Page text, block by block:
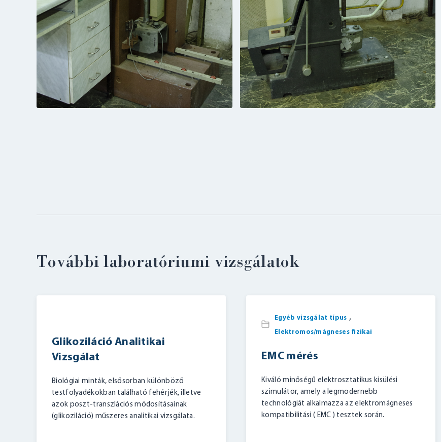
További laboratóriumi vizsgálatok
Glikoziláció Analitikai
Vizsgálat
Biológiai minták, elsősorban különböző
testfolyadékokban található fehérjék, illetve
azok poszt-transzlációs módosításainak
(glikoziláció) műszeres analitikai vizsgálata.
Egyéb vizsgálat típus ,
Elektromos/mágneses fizikai
EMC mérés
Kiváló minőségű elektrosztatikus kisülési
szimulátor, amely a legmodernebb
technológiát alkalmazza az elektromágneses
kompatibilitási ( EMC ) tesztek során.